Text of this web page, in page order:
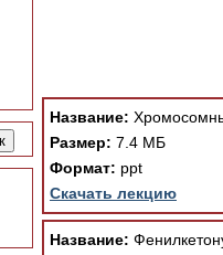
При просмотре в
поддержки Вашим
ошибка устраняется
Название:
Размер: 7.4 МБ
Формат: ppt
Скачать лекцию
Название: